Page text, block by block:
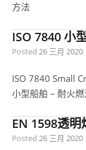
方法
ISO 7840 小
Posted 26 三月 2020
ISO 7840 Small
小型船舶 – 耐火
EN 1598透
Posted 26 三月 2020